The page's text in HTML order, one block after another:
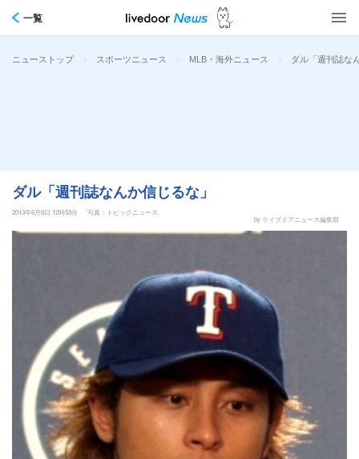
一覧
ニューストップ > スポーツニュース > MLB・海外ニュース > ダル「週刊誌な
ダル「週刊誌なんか信じるな」
2013年6月6日 12時53分
写真：トピックニュース
by ライブドアニュース編集部